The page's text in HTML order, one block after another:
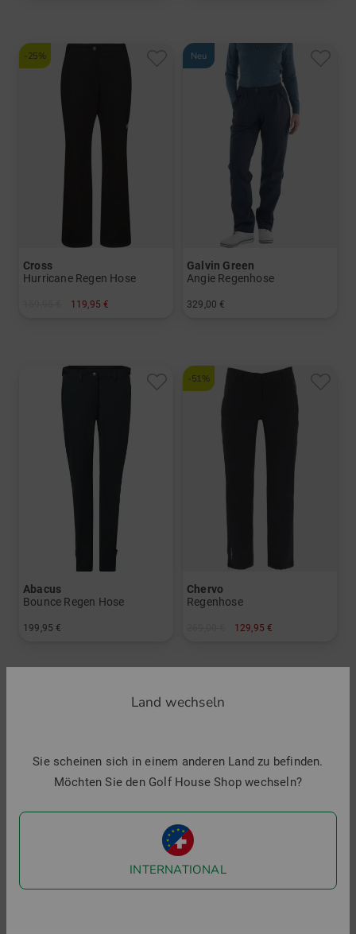
-25%
Cross
Hurricane Regen Hose
119,95 €
Neu
Galvin Green
Angie Regenhose
329,00 €
Abacus
Bounce Regen Hose
199,95 €
-51%
Chervo
Regenhose
129,95 €
Land wechseln
Sie scheinen sich in einem anderen Land zu befinden.
Möchten Sie den Golf House Shop wechseln?
INTERNATIONAL